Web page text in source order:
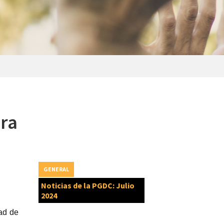
de
Noticias de la PGDC: Julio
2024
GENERAL